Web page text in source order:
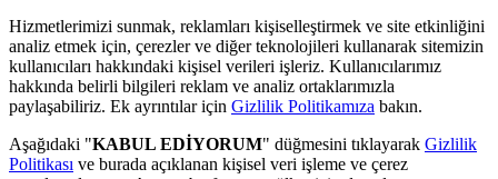
Hizmetlerimizi sunmak, reklamları kişiselleştirmek ve site etkinliğini
analiz etmek için, çerezler ve diğer teknolojileri kullanarak sitemizin
kullanıcıları hakkındaki kişisel verileri işleriz. Kullanıcılarımız
hakkında belirli bilgileri reklam ve analiz ortaklarımızla
paylaşabiliriz. Ek ayrıntılar için Gizlilik Politikamıza bakın.
Aşağıdaki "KABUL EDİYORUM" düğmesini tıklayarak Gizlilik
Politikası ve burada açıklanan kişisel veri işleme ve çerez